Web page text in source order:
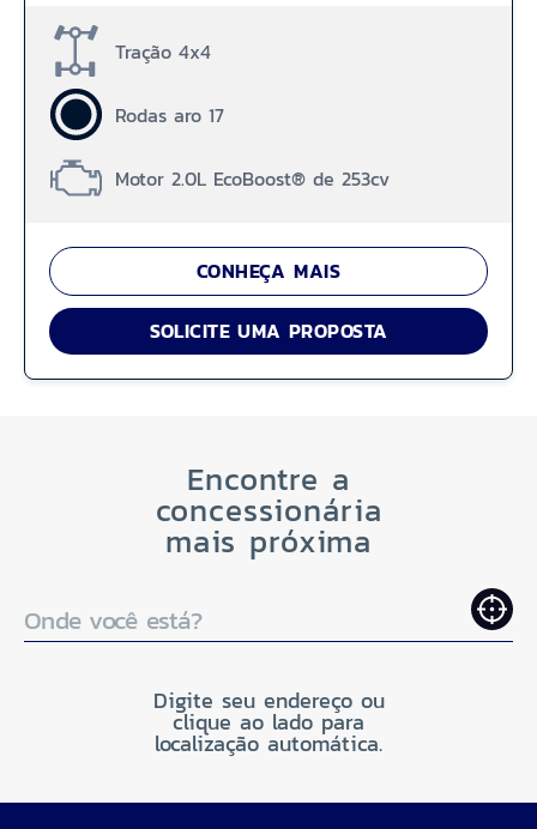
Tração 4x4
Rodas aro 17
Motor 2.0L EcoBoost® de 253cv
CONHEÇA MAIS
SOLICITE UMA PROPOSTA
Encontre a
concessionária
mais próxima
Onde você está?
Digite seu endereço ou
clique ao lado para
localização automática.